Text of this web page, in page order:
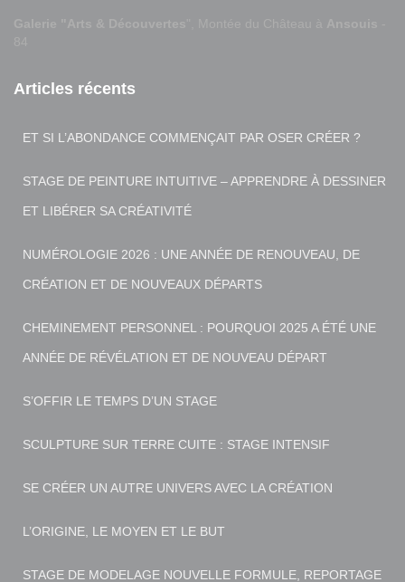
Articles récents
ET SI L’ABONDANCE COMMENÇAIT PAR OSER CRÉER ?
STAGE DE PEINTURE INTUITIVE – APPRENDRE À DESSINER
ET LIBÉRER SA CRÉATIVITÉ
NUMÉROLOGIE 2026 : UNE ANNÉE DE RENOUVEAU, DE
CRÉATION ET DE NOUVEAUX DÉPARTS
CHEMINEMENT PERSONNEL : POURQUOI 2025 A ÉTÉ UNE
ANNÉE DE RÉVÉLATION ET DE NOUVEAU DÉPART
S’OFFIR LE TEMPS D’UN STAGE
SCULPTURE SUR TERRE CUITE : STAGE INTENSIF
SE CRÉER UN AUTRE UNIVERS AVEC LA CRÉATION
L’ORIGINE, LE MOYEN ET LE BUT
STAGE DE MODELAGE NOUVELLE FORMULE, REPORTAGE